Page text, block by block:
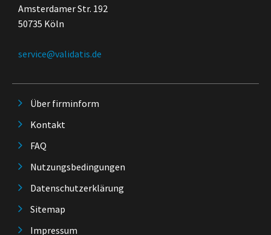
Amsterdamer Str. 192
50735 Köln
service@validatis.de
Über firminform
Kontakt
FAQ
Nutzungsbedingungen
Datenschutzerklärung
Sitemap
Impressum